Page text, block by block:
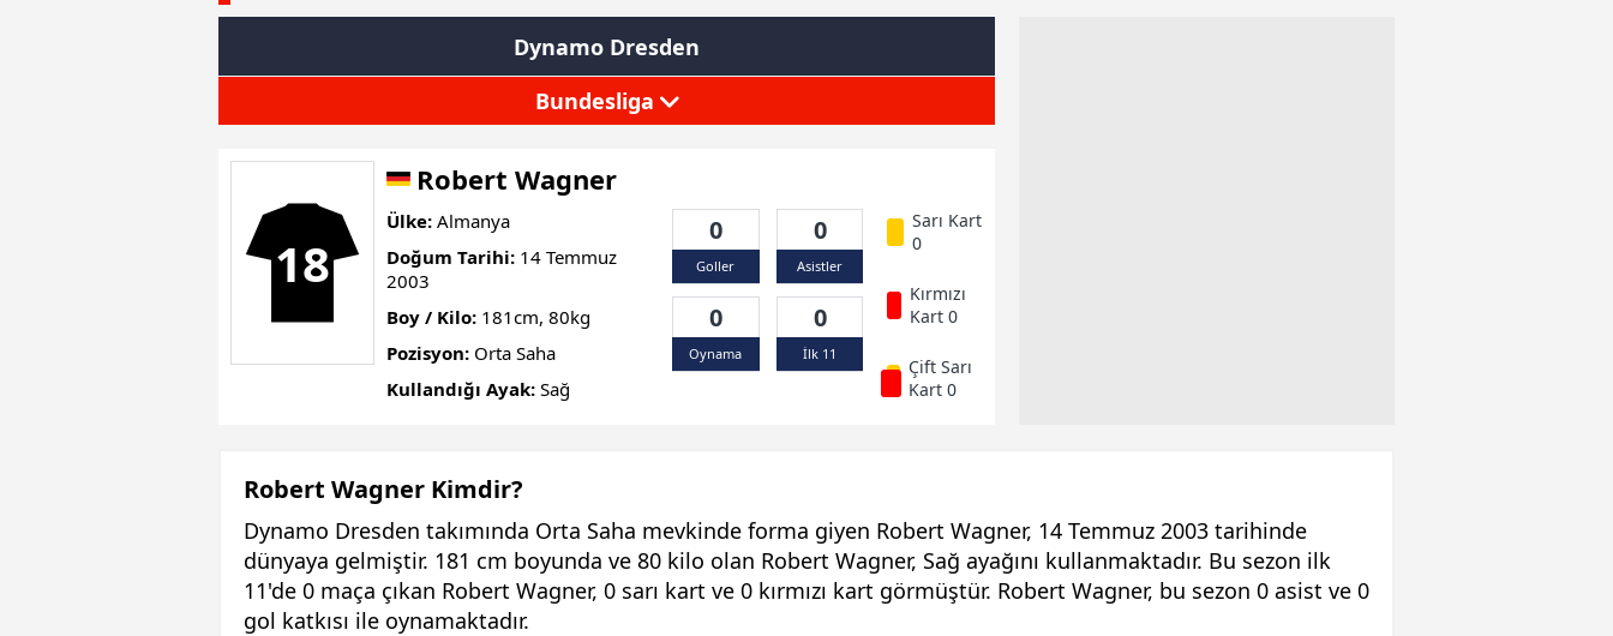
Dynamo Dresden
Bundesliga
18
Robert Wagner
Ülke: Almanya
Doğum Tarihi: 14 Temmuz
2003
Boy / Kilo: 181cm, 80kg
Pozisyon: Orta Saha
Kullandığı Ayak: Sağ
0
Goller
0
Asistler
0
Oynama
0
İlk 11
Sarı Kart
0
Kırmızı
Kart 0
Çift Sarı
Kart 0
Robert Wagner Kimdir?
Dynamo Dresden takımında Orta Saha mevkinde forma giyen Robert Wagner, 14 Temmuz 2003 tarihinde
dünyaya gelmiştir. 181 cm boyunda ve 80 kilo olan Robert Wagner, Sağ ayağını kullanmaktadır. Bu sezon ilk
11'de 0 maça çıkan Robert Wagner, 0 sarı kart ve 0 kırmızı kart görmüştür. Robert Wagner, bu sezon 0 asist ve 0
gol katkısı ile oynamaktadır.